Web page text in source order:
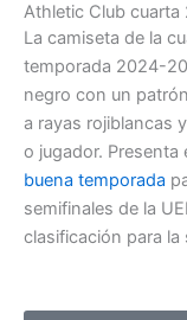
Athletic Club
La camiseta de la
temporada 2024-
negro con un
a rayas rojiblancas
o jugador. Presenta
buena temporada
semifinales de la
clasificación para la